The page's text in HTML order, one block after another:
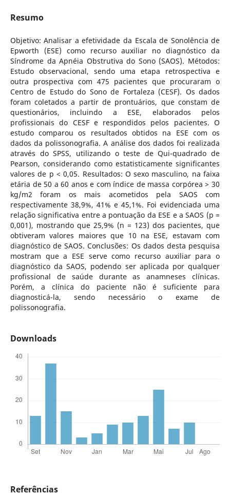
Resumo
Objetivo: Analisar a efetividade da Escala de Sonolência de
Epworth (ESE) como recurso auxiliar no diagnóstico da
Síndrome da Apnéia Obstrutiva do Sono (SAOS). Métodos:
Estudo observacional, sendo uma etapa retrospectiva e
outra prospectiva com 475 pacientes que procuraram o
Centro de Estudo do Sono de Fortaleza (CESF). Os dados
foram coletados a partir de prontuários, que constam de
questionários, incluindo a ESE, elaborados pelos
profissionais do CESF e respondidos pelos pacientes. O
estudo comparou os resultados obtidos na ESE com os
dados da polissonografia. A análise dos dados foi realizada
através do SPSS, utilizando o teste de Qui-quadrado de
Pearson, considerando como estatisticamente significantes
valores de p < 0,05. Resultados: O sexo masculino, na faixa
etária de 50 a 60 anos e com índice de massa corpórea > 30
kg/m2 foram os mais acometidos pela SAOS com
respectivamente 38,9%, 41% e 45,1%. Foi evidenciada uma
relação significativa entre a pontuação da ESE e a SAOS (p =
0,001), mostrando que 25,9% (n = 123) dos pacientes, que
obtiveram valores maiores que 10 na ESE, estavam com
diagnóstico de SAOS. Conclusões: Os dados desta pesquisa
mostram que a ESE serve como recurso auxiliar para o
diagnóstico da SAOS, podendo ser aplicada por qualquer
profissional de saúde durante as anamneses clínicas.
Porém, a clínica do paciente não é suficiente para
diagnosticá-la, sendo necessário o exame de
polissonografia.
Downloads
Referências